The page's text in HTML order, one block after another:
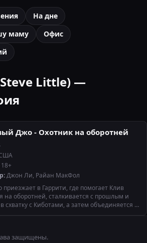
На дне
маму
Офис
Little) —
Джо - Охотник на оборотней
18+
Джон Ли, Райан МакФол
в Гаррити, где помогает Клив
на оборотней, сталкивается с прошлым и
в схватку с Киботами, а затем объединяется с
защищены.